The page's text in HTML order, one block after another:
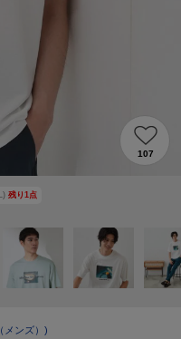
残り 1 点
107
メンズ）)